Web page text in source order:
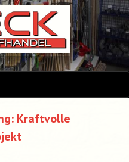
Kraftvolle